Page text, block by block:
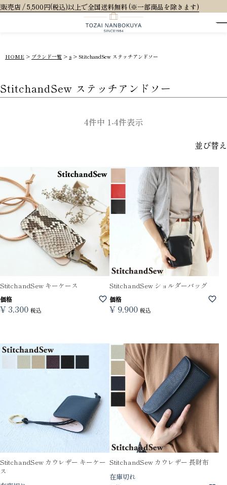
(税込)以上で全国送料無料 (※一部商品を除きます)
HOME ブランド一覧 s StitchandSew ステッチアンドソー
StitchandSew ステッチアンドソー
並び替え
4件中 1-4件表示
StitchandSew キーケース
価格
¥ 3,300 税込
StitchandSew ショルダーバッグ
価格
¥ 9,900 税込
StitchandSew カウレザー キーケー
ス
StitchandSew カウレザー 長財布
在庫切れ